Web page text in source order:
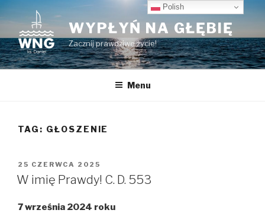
Przeskocz
do
treści
WYPŁYŃ NA GŁĘBIĘ
Zacznij prawdziwe życie!
Menu
TAG: GŁOSZENIE
OPUBLIKOWANE
W
25 CZERWCA 2025
W imię Prawdy! C. D. 553
7 września 2024 roku
Polish